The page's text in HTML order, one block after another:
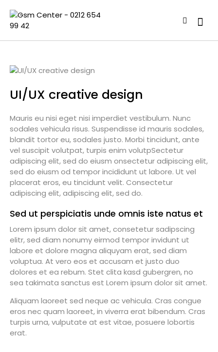
UI/UX creative design
Mauris eu nisi eget nisi imperdiet vestibulum. Nunc
sodales vehicula risus. Suspendisse id mauris sodales,
blandit tortor eu, sodales justo. Morbi tincidunt, ante
vel suscipit volutpat, turpis enim volutpSectetur
adipiscing elit, sed do eiusm onsectetur adipiscing elit,
sed do eiusm od tempor incididunt ut labore. Ut vel
placerat eros, eu tincidunt velit. Consectetur
adipiscing elit, adipiscing elit, sed do.
Sed ut perspiciatis unde omnis iste natus et
Lorem ipsum dolor sit amet, consetetur sadipscing
elitr, sed diam nonumy eirmod tempor invidunt ut
labore et dolore magna aliquyam erat, sed diam
voluptua. At vero eos et accusam et justo duo
dolores et ea rebum. Stet clita kasd gubergren, no
sea takimata sanctus est Lorem ipsum dolor sit amet.
Aliquam laoreet sed neque ac vehicula. Cras congue
eros nec quam laoreet, in viverra erat bibendum. Cras
turpis urna, vulputate at est vitae, posuere lobortis
erat.